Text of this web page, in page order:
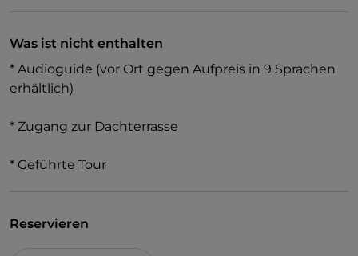
Was ist nicht enthalten
* Audioguide (vor Ort gegen Aufpreis in 9 Sprachen
erhältlich)
* Zugang zur Dachterrasse
* Geführte Tour
Reservieren